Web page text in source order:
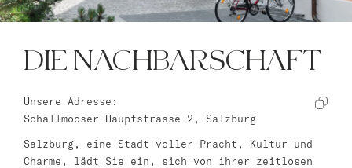
London
master Cannon
Rom
master Trevi
DIE NACHBARSCHAFT
Unsere Adresse:
Schallmooser Hauptstrasse 2, Salzburg
Salzburg, eine Stadt voller Pracht, Kultur und
Charme, lädt Sie ein, sich von ihrer zeitlosen